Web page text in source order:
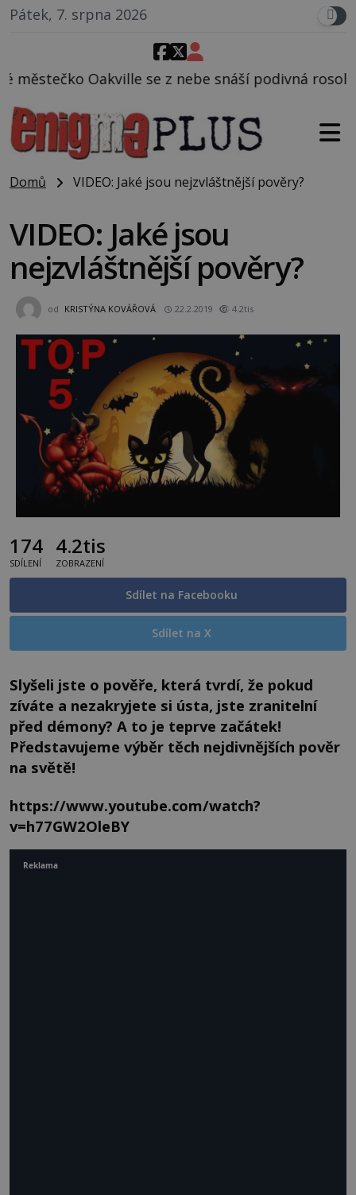
Pátek, 7. srpna 2026
nebe snáší podivná rosolovitá látka neznámého
Domů VIDEO: Jaké jsou nejzvláštnější pověry?
VIDEO: Jaké jsou
nejzvláštnější pověry?
od KRISTÝNA KOVÁŘOVÁ 22.2.2019 4.2tis
174
SDÍLENÍ
4.2tis
ZOBRAZENÍ
Sdílet na Facebooku
Sdílet na X
Slyšeli jste o pověře, která tvrdí, že pokud
zíváte a nezakryjete si ústa, jste zranitelní
před démony? A to je teprve začátek!
Představujeme výběr těch nejdivnějších pověr
na světě!
https://www.youtube.com/watch?
v=h77GW2OleBY
Reklama